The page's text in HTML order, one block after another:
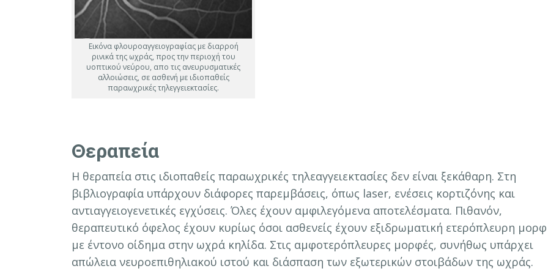
Εικόνα φλουροαγγειογραφίας με διαρροή
ρινικά της ωχράς, προς την περιοχή του
υοπτικού νεύρου, απο τις ανευρυσματικές
αλλοιώσεις, σε ασθενή με ιδιοπαθείς
παραωχρικές τηλεγγειεκτασίες.
Θεραπεία
Η θεραπεία στις ιδιοπαθείς παραωχρικές τηλεαγγειεκτασίες δεν είναι ξεκάθαρη. Στη
βιβλιογραφία υπάρχουν διάφορες παρεμβάσεις, όπως laser, ενέσεις κορτιζόνης και
αντιαγγειογενετικές εγχύσεις. Όλες έχουν αμφιλεγόμενα αποτελέσματα. Πιθανόν,
θεραπευτικό όφελος έχουν κυρίως όσοι ασθενείς έχουν εξιδρωματική ετερόπλευρη
με έντονο οίδημα στην ωχρά κηλίδα. Στις αμφοτερόπλευρες μορφές, συνήθως υπάρχει
απώλεια νευροεπιθηλιακού ιστού και διάσπαση των εξωτερικών στοιβάδων της ωχράς.